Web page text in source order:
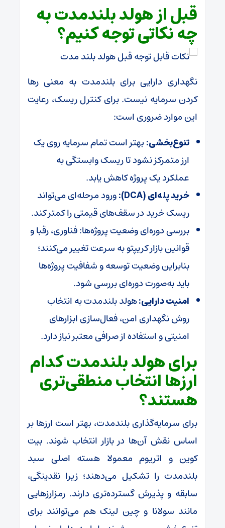
قبل از هولد بلندمدت به
چه نکاتی توجه کنیم؟
نگهداری دارایی برای بلندمدت به معنی رها
کردن سرمایه نیست. برای کنترل ریسک، رعایت
این موارد ضروری است:
تنوع‌بخشی:بهتر است تمام سرمایه روی یک
ارز متمرکز نشود تا ریسک وابستگی به
عملکرد یک پروژه کاهش یابد.
خرید پله‌ای (DCA):
ورود مرحله‌ای می‌تواند
ریسک خرید در سقف‌های قیمتی را کمتر کند.
بررسی دوره‌ای وضعیت پروژه‌ها: فناوری، رقبا و
قوانین بازار کریپتو به سرعت تغییر می‌کنند؛
بنابراین وضعیت توسعه و شفافیت پروژه‌ها
باید به‌صورت دوره‌ای بررسی شود.
امنیت دارایی:هولد بلندمدت به انتخاب
روش نگهداری امن، فعال‌سازی ابزارهای
امنیتی و استفاده از صرافی معتبر نیاز دارد.
برای هولد بلندمدت کدام
ارزها انتخاب منطقی‌تری
هستند؟
برای سرمایه‌گذاری بلندمدت، بهتر است ارزها بر
اساس نقش آن‌ها در بازار انتخاب شوند. بیت
کوین و اتریوم معمولا هسته اصلی سبد
بلندمدت را تشکیل می‌دهند؛ زیرا نقدینگی،
سابقه و پذیرش گسترده‌تری دارند. رمزارزهایی
مانند سولانا و چین لینک هم می‌توانند برای